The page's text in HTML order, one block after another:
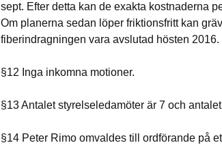
sept. Efter detta kan de exakta kostnaderna
Om planerna sedan löper friktionsfritt kan
fiberindragningen vara avslutad hösten 2016.
§12 Inga inkomna motioner.
§13 Antalet styrelseledamöter är 7 och
§14 Peter Rimo omvaldes till ordförande på